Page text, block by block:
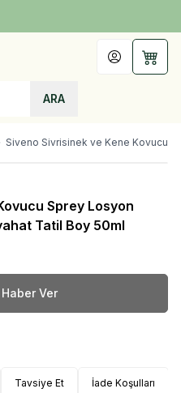
ARA
Hesabım
Siveno Sivrisinek ve Kene Kovucu
Sprey Losyon
Tatil Boy 50ml
Ver
Tavsiye Et İade Koşulları